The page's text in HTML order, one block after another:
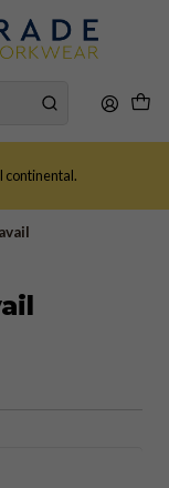
continental.